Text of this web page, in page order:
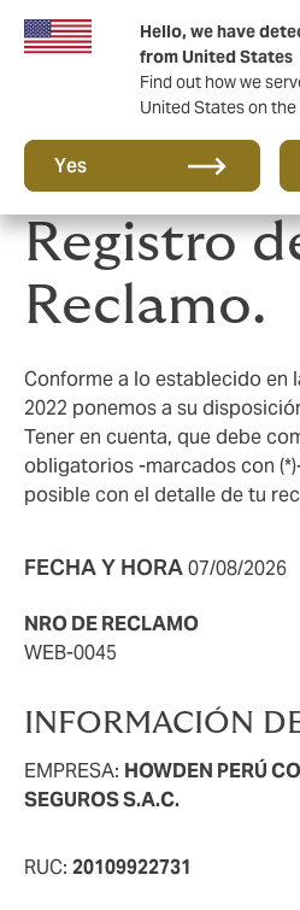
Hello, we have
from United States
Find out how we
United States on
Yes
Descarga la cartilla de
Registro
Reclamo.
Conforme a lo establecido en
2022 ponemos a su
Tener en cuenta, que debe
obligatorios -marcados con
posible con el detalle de tu
FECHA Y HORA07/08/2026
NRO DE RECLAMO
WEB-0045
INFORMACIÓN
EMPRESA: HOWDEN PERÚ
SEGUROS S.A.C.
RUC: 20109922731